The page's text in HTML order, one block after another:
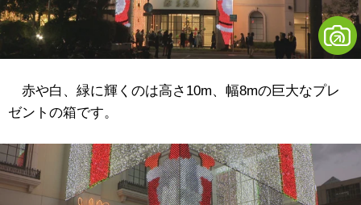
赤や白、緑に輝くのは高さ10m、幅8mの巨大なプレ
ゼントの箱です。